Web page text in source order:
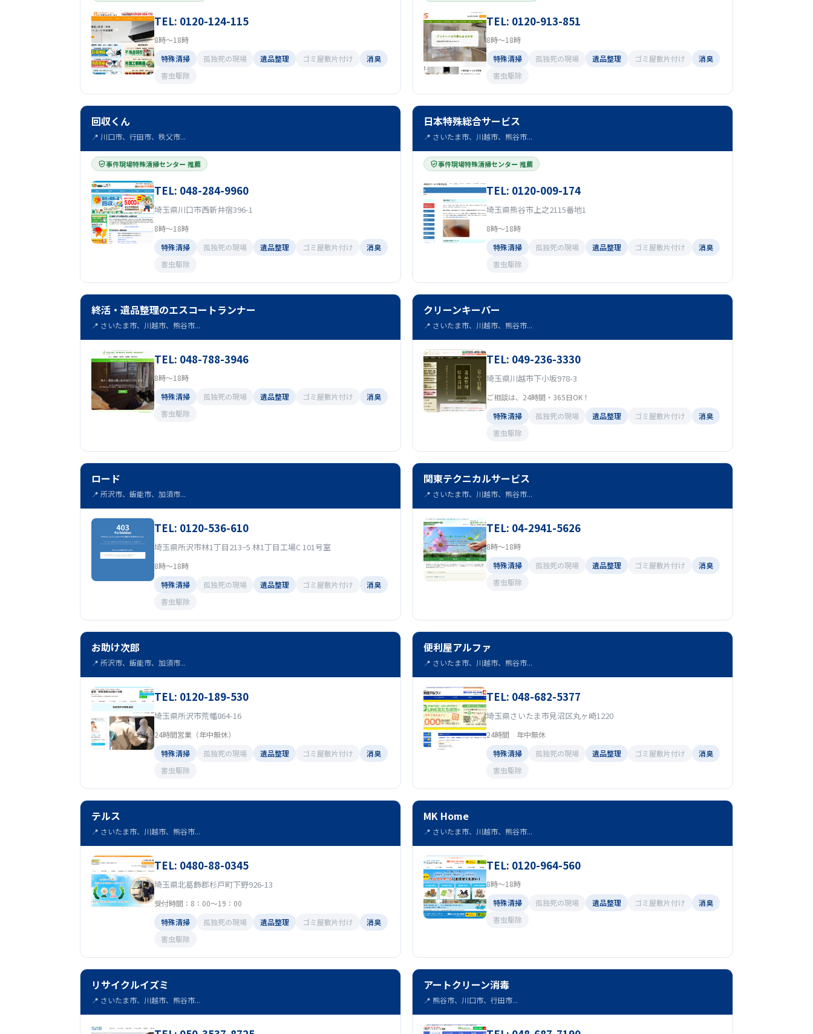
TEL: 0120-124-115
8時～18時
特殊清掃
孤独死の現場 遺品整理 ゴミ屋敷片付け
消臭
害虫駆除
TEL: 0120-913-851
8時～18時
特殊清掃
孤独死の現場 遺品整理 ゴミ屋敷片付け
消臭
害虫駆除
回収くん
📍 川口市、行田市、秩父市...
事件現場特殊清掃センター 推薦
TEL: 048-284-9960
埼玉県川口市西新井宿396-1
8時～18時
特殊清掃
孤独死の現場 遺品整理 ゴミ屋敷片付け
消臭
害虫駆除
日本特殊総合サービス
📍 さいたま市、川越市、熊谷市...
事件現場特殊清掃センター 推薦
TEL: 0120-009-174
埼玉県熊谷市上之2115番地1
8時～18時
特殊清掃
孤独死の現場 遺品整理 ゴミ屋敷片付け
消臭
害虫駆除
終活・遺品整理のエスコートランナー
📍 さいたま市、川越市、熊谷市...
TEL: 048-788-3946
8時～18時
特殊清掃
孤独死の現場 遺品整理 ゴミ屋敷片付け
消臭
害虫駆除
クリーンキーパー
📍 さいたま市、川越市、熊谷市...
TEL: 049-236-3330
埼玉県川越市下小坂978-3
ご相談は、24時間・365日OK！
特殊清掃
孤独死の現場 遺品整理 ゴミ屋敷片付け
消臭
害虫駆除
ロード
📍 所沢市、飯能市、加須市...
TEL: 0120-536-610
埼玉県所沢市林1丁目213−5 林1丁目工場C 101号室
8時～18時
特殊清掃
孤独死の現場 遺品整理 ゴミ屋敷片付け
消臭
害虫駆除
関東テクニカルサービス
📍 さいたま市、川越市、熊谷市...
TEL: 04-2941-5626
8時～18時
特殊清掃
孤独死の現場 遺品整理 ゴミ屋敷片付け
消臭
害虫駆除
お助け次郎
📍 所沢市、飯能市、加須市...
TEL: 0120-189-530
埼玉県所沢市荒幡864-16
24時間営業（年中無休）
特殊清掃
孤独死の現場 遺品整理 ゴミ屋敷片付け
消臭
害虫駆除
便利屋アルファ
📍 さいたま市、川越市、熊谷市...
TEL: 048-682-5377
埼玉県さいたま市見沼区丸ヶ崎1220
24時間 年中無休
特殊清掃
孤独死の現場 遺品整理 ゴミ屋敷片付け
消臭
害虫駆除
テルス
📍 さいたま市、川越市、熊谷市...
TEL: 0480-88-0345
埼玉県北葛飾郡杉戸町下野926-13
受付時間：8：00〜19：00
特殊清掃
孤独死の現場 遺品整理 ゴミ屋敷片付け
消臭
害虫駆除
MK Home
📍 さいたま市、川越市、熊谷市...
TEL: 0120-964-560
8時～18時
特殊清掃
孤独死の現場 遺品整理 ゴミ屋敷片付け
消臭
害虫駆除
リサイクルイズミ
📍 さいたま市、川越市、熊谷市...
アートクリーン消毒
📍 熊谷市、川口市、行田市...